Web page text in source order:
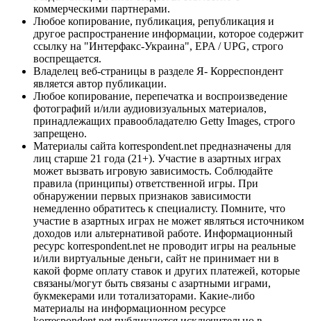
коммерческими партнерами.
Любое копирование, публикация, републикация и
другое распространение информации, которое содержит
ссылку на "Интерфакс-Украина", EPA / UPG, строго
воспрещается.
Владелец веб-страницы в разделе Я- Корреспондент
является автор публикации.
Любое копирование, перепечатка и воспроизведение
фотографий и/или аудиовизуальных материалов,
принадлежащих правообладателю Getty Images, строго
запрещено.
Материалы сайта korrespondent.net предназначены для
лиц старше 21 года (21+). Участие в азартных играх
может вызвать игровую зависимость. Соблюдайте
правила (принципы) ответственной игры. При
обнаружении первых признаков зависимости
немедленно обратитесь к специалисту. Помните, что
участие в азартных играх не может являться источником
доходов или альтернативой работе. Информационный
ресурс korrespondent.net не проводит игры на реальные
и/или виртуальные деньги, сайт не принимает ни в
какой форме оплату ставок и других платежей, которые
связаны/могут быть связаны с азартными играми,
букмекерами или тотализаторами. Какие-либо
материалы на информационном ресурсе